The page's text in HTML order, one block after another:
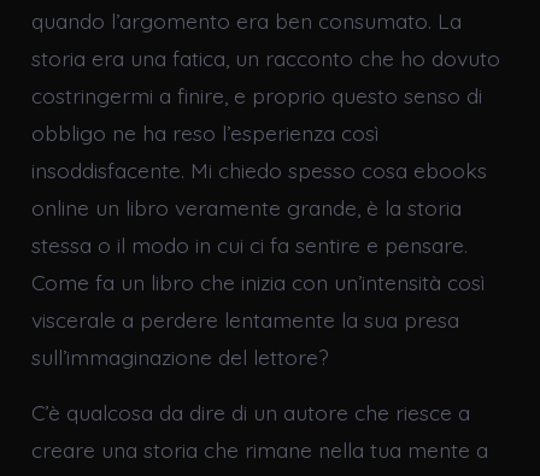
quando l’argomento era ben consumato. La
storia era una fatica, un racconto che ho dovuto
costringermi a finire, e proprio questo senso di
obbligo ne ha reso l’esperienza così
insoddisfacente. Mi chiedo spesso cosa ebooks
online un libro veramente grande, è la storia
stessa o il modo in cui ci fa sentire e pensare.
Come fa un libro che inizia con un’intensità così
viscerale a perdere lentamente la sua presa
sull’immaginazione del lettore?
C’è qualcosa da dire di un autore che riesce a
creare una storia che rimane nella tua mente a